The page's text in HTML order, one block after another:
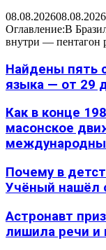
08.08.202608.08.2026
Оглавление:В
внутри — пентагон
Найдены пять
языка — от 29
Как в конце
масонское
Почему в
Учёный нашёл
Астронавт
лишила речи и